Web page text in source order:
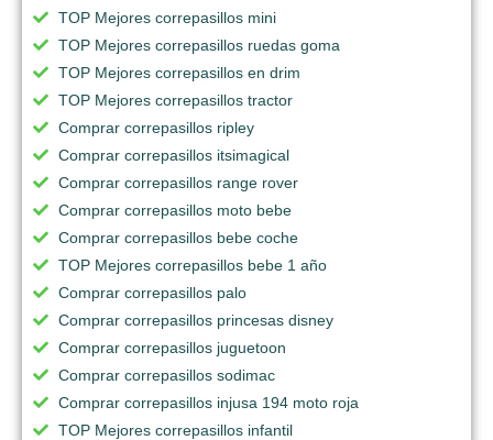
TOP Mejores correpasillos mini
TOP Mejores correpasillos ruedas goma
TOP Mejores correpasillos en drim
TOP Mejores correpasillos tractor
Comprar correpasillos ripley
Comprar correpasillos itsimagical
Comprar correpasillos range rover
Comprar correpasillos moto bebe
Comprar correpasillos bebe coche
TOP Mejores correpasillos bebe 1 año
Comprar correpasillos palo
Comprar correpasillos princesas disney
Comprar correpasillos juguetoon
Comprar correpasillos sodimac
Comprar correpasillos injusa 194 moto roja
TOP Mejores correpasillos infantil